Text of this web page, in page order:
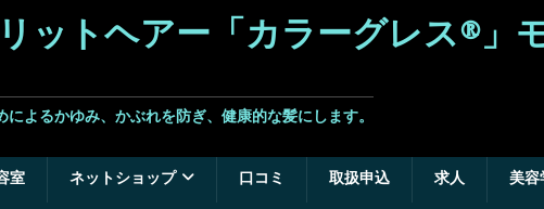
ットヘアー「カラーグレス®」
るかゆみ、かぶれを防ぎ、健康的な髪にします。
室 ネットショップ 口コミ 取扱申込 求人
美